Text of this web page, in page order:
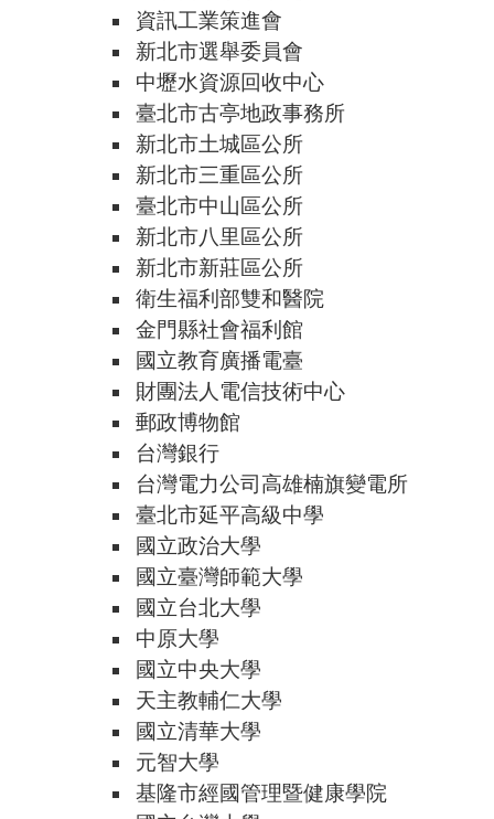
資訊工業策進會
新北市選舉委員會
中壢水資源回收中心
臺北市古亭地政事務所
新北市土城區公所
新北市三重區公所
臺北市中山區公所
新北市八里區公所
新北市新莊區公所
衛生福利部雙和醫院
金門縣社會福利館
國立教育廣播電臺
財團法人電信技術中心
郵政博物館
台灣銀行
台灣電力公司高雄楠旗變電所
臺北市延平高級中學
國立政治大學
國立臺灣師範大學
國立台北大學
中原大學
國立中央大學
天主教輔仁大學
國立清華大學
元智大學
基隆市經國管理暨健康學院